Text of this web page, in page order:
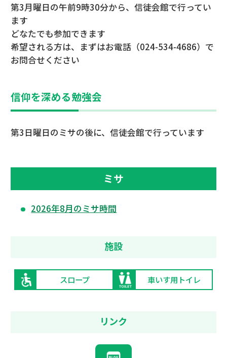
第3月曜日の午前9時30分から、信徒会館で行ってい
ます
どなたでも参加できます
希望される方は、まずはお電話（024-534-4686）で
お問合せください
信仰を深める勉強会
第3日曜日のミサの後に、信徒会館で行っています
ミサ
2026年8月のミサ時間
施設
スロープ 車いす用トイレ
リンク